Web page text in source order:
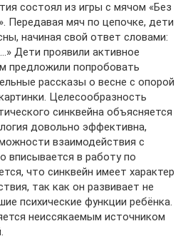
состоял из игры с мячом «Без
Передавая мяч по цепочке, дети
начиная свой ответ словами:
Дети проявили активное
предложили попробовать
рассказы о весне с опорой
Целесообразность
синквейна объясняется
довольно эффективна,
взаимодействия с
вписывается в работу по
что синквейн имеет характер
так как он развивает не
психические функции ребёнка.
неиссякаемым источником